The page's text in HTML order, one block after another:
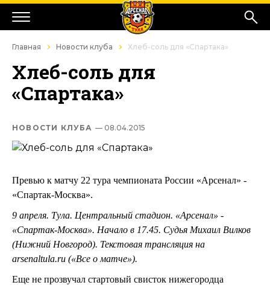
Главная Новости клуба Хлеб-соль для «Спартака»
Хлеб-соль для
«Спартака»
НОВОСТИ КЛУБА — 08.04.2015
Превью к матчу 22 тура чемпионата России «Арсенал» -
«Спартак-Москва».
9 апреля. Тула. Центральный стадион. «Арсенал» -
«Спартак-Москва». Начало в 17.45. Судья Михаил Вилков
(Нижний Новгород). Текстовая трансляция на
arsenaltula.ru («Все о матче»).
Еще не прозвучал стартовый свисток нижегородца